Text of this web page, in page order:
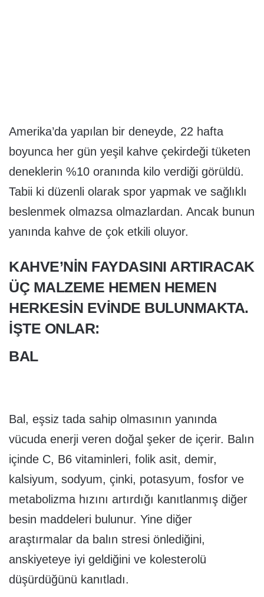
Amerika’da yapılan bir deneyde, 22 hafta
boyunca her gün yeşil kahve çekirdeği tüketen
deneklerin %10 oranında kilo verdiği görüldü.
Tabii ki düzenli olarak spor yapmak ve sağlıklı
beslenmek olmazsa olmazlardan. Ancak bunun
yanında kahve de çok etkili oluyor.
KAHVE’NIN FAYDASINI ARTIRACAK
ÜÇ MALZEME HEMEN HEMEN
HERKESIN EVINDE BULUNMAKTA.
İŞTE ONLAR:
BAL
Bal, eşsiz tada sahip olmasının yanında
vücuda enerji veren doğal şeker de içerir. Balın
içinde C, B6 vitaminleri, folik asit, demir,
kalsiyum, sodyum, çinki, potasyum, fosfor ve
metabolizma hızını artırdığı kanıtlanmış diğer
besin maddeleri bulunur. Yine diğer
araştırmalar da balın stresi önlediğini,
anskiyeteye iyi geldiğini ve kolesterolü
düşürdüğünü kanıtladı.